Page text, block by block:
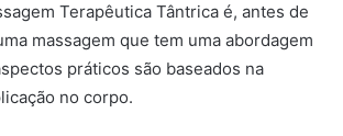
Terapêutica Tântrica é, antes de
massagem que tem uma abordagem
práticos são baseados na
no corpo.